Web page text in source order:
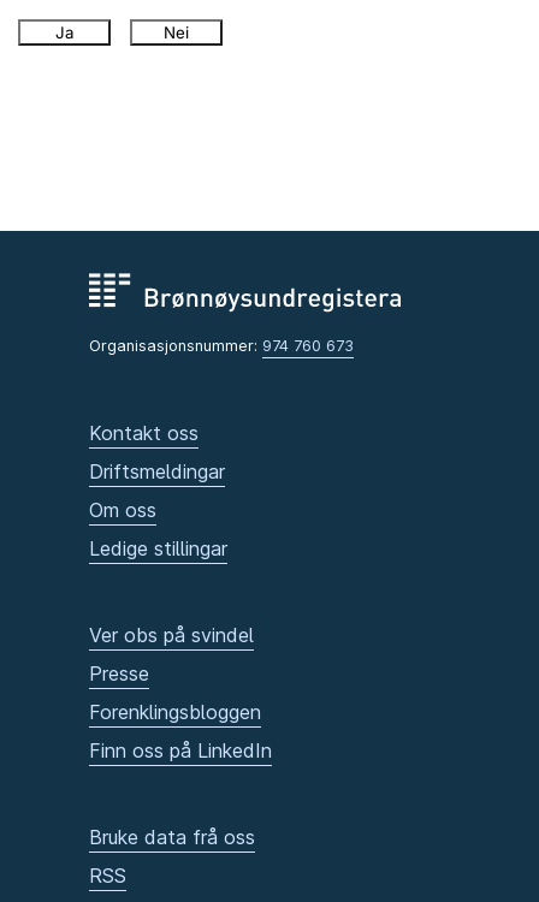
Ja Nei
Organisasjonsnummer: 974 760 673
Kontakt oss
Driftsmeldingar
Om oss
Ledige stillingar
Ver obs på svindel
Presse
Forenklingsbloggen
Finn oss på LinkedIn
Bruke data frå oss
RSS